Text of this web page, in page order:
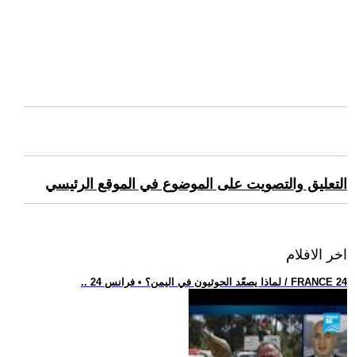
التعليق والتصويت على الموضوع في الموقع الرئيسي
اخر الافلام
.. لماذا يصعّد الحوثيون في اليمن؟ • فرانس 24 / FRANCE 24